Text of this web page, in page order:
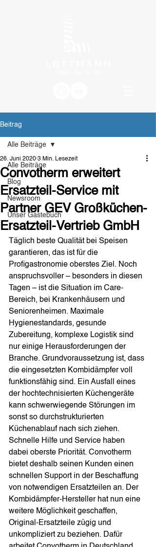
Beitrag
Alle Beiträge
Blog
Newsroom
Unser Gästebuch
Alle Beiträge
Convotherm erweitert
Ersatzteil-Service mit
Partner GEV Großküchen-
Ersatzteil-Vertrieb GmbH
26. Juni 2020 3 Min. Lesezeit
Täglich beste Qualität bei Speisen
garantieren, das ist für die
Profigastronomie oberstes Ziel. Noch
anspruchsvoller – besonders in diesen
Tagen – ist die Situation im Care-
Bereich, bei Krankenhäusern und
Seniorenheimen. Maximale
Hygienestandards, gesunde
Zubereitung, komplexe Logistik sind
nur einige Herausforderungen der
Branche. Grundvoraussetzung ist, dass
die eingesetzten Kombidämpfer voll
funktionsfähig sind. Ein Ausfall eines
der hochtechnisierten Küchengeräte
kann schwerwiegende Störungen im
sonst so durchstrukturierten
Küchenablauf nach sich ziehen.
Schnelle Hilfe und Service haben
dabei oberste Priorität. Convotherm
bietet deshalb seinen Kunden einen
schnellen Support in der Beschaffung
von notwendigen Ersatzteilen an. Der
Kombidämpfer-Hersteller hat nun eine
weitere Möglichkeit geschaffen,
Original-Ersatzteile zügig und
unkompliziert zu beziehen. Dafür